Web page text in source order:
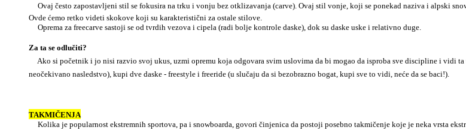
Ovaj često zapostavljeni stil se fokusira na trku i vonju bez otklizavanja (carve). Ovaj stil vonje, koji se ponekad naziva i alpski
Ovde ćemo retko videti skokove koji su karakteristični za ostale stilove.
Oprema za freecarve sastoji se od tvrdih vezova i cipela (radi bolje kontrole daske), dok su daske uske i relativno duge.
Za ta se odlučiti?
Ako si početnik i jo nisi razvio svoj ukus, uzmi opremu koja odgovara svim uslovima da bi mogao da isproba sve discipline i vidi
neočekivano nasledstvo), kupi dve daske - freestyle i freeride (u slučaju da si bezobrazno bogat, kupi sve to vidi, neće da se baci!).
TAKMIČENJA
Kolika je popularnost ekstremnih sportova, pa i snowboarda, govori činjenica da postoji posebno takmičenje koje je neka vrsta